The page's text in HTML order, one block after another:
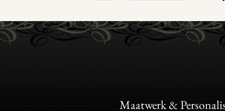
Maatwerk &